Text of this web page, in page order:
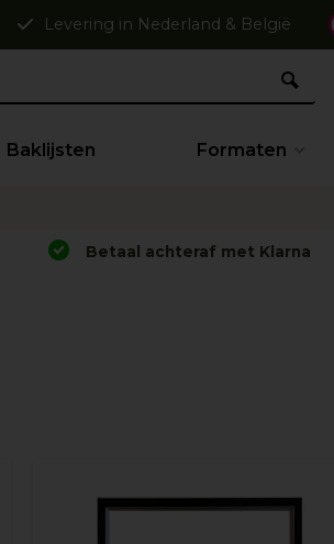
Levering in Nederland & België
Baklijsten Formaten
Betaal achteraf met Klarna